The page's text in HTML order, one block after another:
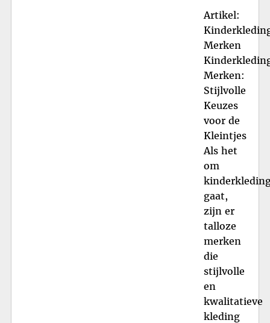
Artikel:
Merken
Merken:
Stijlvolle
Keuzes
voor de
Kleintjes
Als het
om
gaat,
zijn er
talloze
merken
die
stijlvolle
en
kwalitatieve
kleding